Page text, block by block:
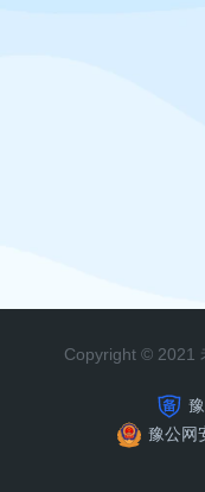
Copyright © 2021
豫公网